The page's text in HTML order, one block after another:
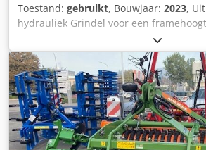
Toestand: gebruikt, Bouwjaar: 2023,
hydrauliek Grindel voor een
ploegeenheid STW / 35, 1 paar risters
schoenpunten, 1 paar insteekplaat
schijfkouters voor Variopf schijfkouter
en/of geveerd, 1 Dcjdjr Ucigepfx Ac Tek